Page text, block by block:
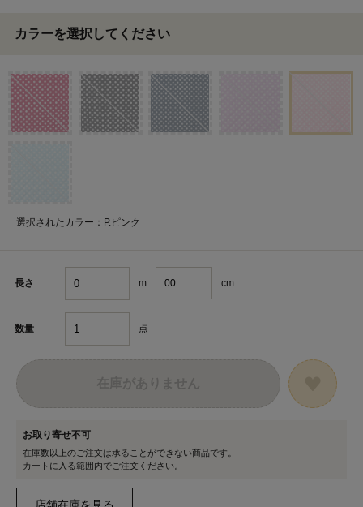
カラーを選択してください
選択されたカラー：P.ピンク
長さ m cm
数量 点
お取り寄せ不可
在庫数以上のご注文は承ることができない商品です。
カートに入る範囲内でご注文ください。